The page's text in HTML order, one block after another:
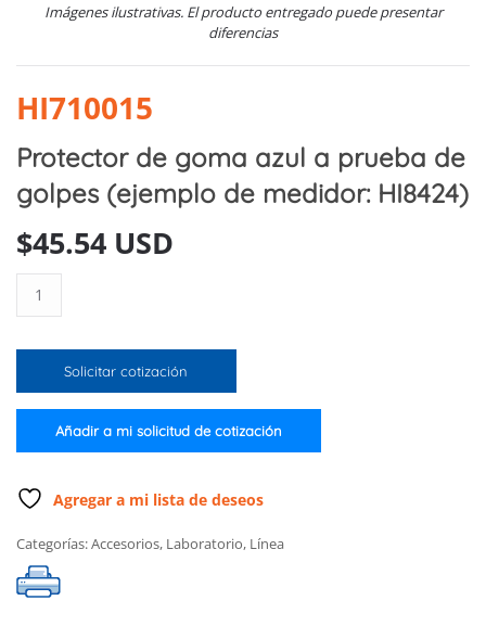
Imágenes ilustrativas. El producto entregado puede presentar
diferencias
HI710015
Protector de goma azul a prueba de
golpes (ejemplo de medidor: HI8424)
$45.54 USD
azul
golpes
de
HI8424)
cantidad
Solicitar cotización
Añadir a mi solicitud de cotización
Agregar a mi lista de deseos
Categorías:Accesorios, Laboratorio, Línea